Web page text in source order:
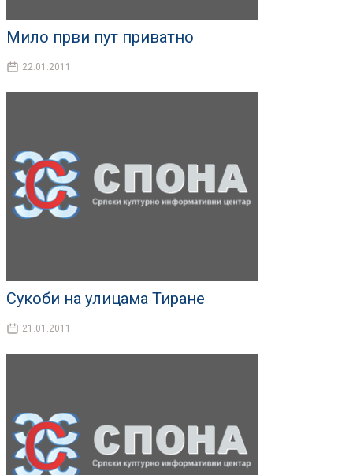
Мило први пут приватно
22.01.2011
Сукоби на улицама Тиране
21.01.2011